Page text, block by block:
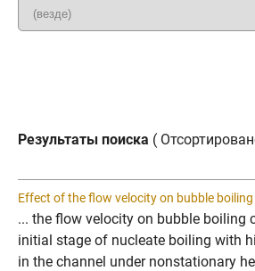
Результаты поиска (
Effect of the flow velocity on bubble
... the flow velocity on bubble boiling
initial stage of nucleate boiling with
in the channel under nonstationary